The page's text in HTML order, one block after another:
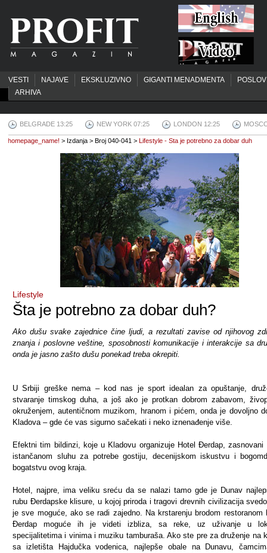
VESTI NAJAVE EKSKLUZIVNO GIGANTI MENADMENTA
ARHIVA
BELGRADE 13:25 NEW YORK 07:25 LONDON 12:25
homepage_name! > Izdanja > Broj 040-041 > Lifestyle - Sta je potrebno za dobar duh
Lifestyle
Šta je potrebno za dobar duh?
Ako dušu svake zajednice čine ljudi, a rezultati zavise od njihovog
znanja i poslovne veštine, sposobnosti komunikacije i interakcije sa
onda je jasno zašto dušu ponekad treba okrepiti.
U Srbiji greške nema – kod nas je sport idealan za opuštanje,
stvaranje timskog duha, a još ako je protkan dobrom zabavom,
okruženjem, autentičnom muzikom, hranom i pićem, onda je dovoljno
Kladova – gde će vas sigurno sačekati i neko iznenađenje više.
Efektni tim bildinzi, koje u Kladovu organizuje Hotel Đerdap, zasnovani
istančanom sluhu za potrebe gostiju, decenijskom iskustvu i
bogatstvu ovog kraja.
Hotel, najpre, ima veliku sreću da se nalazi tamo gde je Dunav
rubu Đerdapske klisure, u kojoj priroda i tragovi drevnih civilizacija
je sve moguće, ako se radi zajedno. Na krstarenju brodom restoranom
Đerdap moguće ih je videti izbliza, sa reke, uz uživanje u
specijalitetima i vinima i muziku tamburaša. Ako ste pre za druženje na
sa izletišta Hajdučka vodenica, najlepše obale na Dunavu,